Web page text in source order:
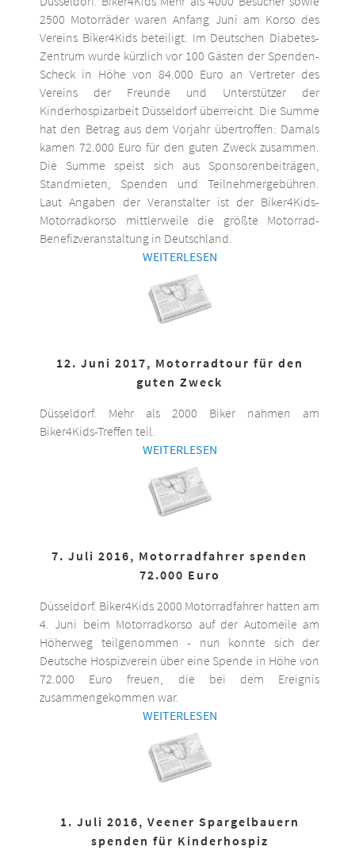
2500 Motorräder waren Anfang Juni am Korso des
Vereins Biker4Kids beteiligt. Im Deutschen Diabetes-
Zentrum wurde kürzlich vor 100 Gästen der Spenden-
Scheck in Höhe von 84.000 Euro an Vertreter des
Vereins der Freunde und Unterstützer der
Kinderhospizarbeit Düsseldorf überreicht. Die Summe
hat den Betrag aus dem Vorjahr übertroffen: Damals
kamen 72.000 Euro für den guten Zweck zusammen.
Die Summe speist sich aus Sponsorenbeiträgen,
Standmieten, Spenden und Teilnehmergebühren.
Laut Angaben der Veranstalter ist der Biker4Kids-
Motorradkorso mittlerweile die größte Motorrad-
Benefizveranstaltung in Deutschland.
WEITERLESEN
12. Juni 2017, Motorradtour für den
guten Zweck
Düsseldorf. Mehr als 2000 Biker nahmen am
Biker4Kids-Treffen teil.
WEITERLESEN
7. Juli 2016, Motorradfahrer spenden
72.000 Euro
Düsseldorf. Biker4Kids 2000 Motorradfahrer hatten am
4. Juni beim Motorradkorso auf der Automeile am
Höherweg teilgenommen - nun konnte sich der
Deutsche Hospizverein über eine Spende in Höhe von
72.000 Euro freuen, die bei dem Ereignis
zusammengekommen war.
WEITERLESEN
1. Juli 2016, Veener Spargelbauern
spenden für Kinderhospiz